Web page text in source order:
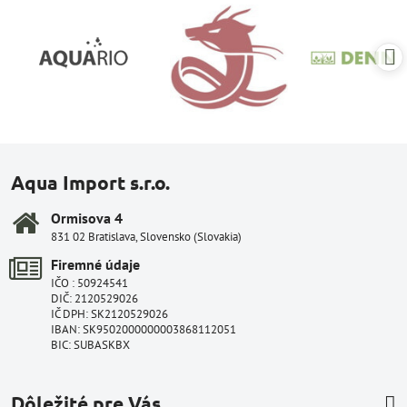
Aqua Import s.r.o.
Ormisova 4
831 02 Bratislava, Slovensko (Slovakia)
Firemné údaje
IČO : 50924541
DIČ: 2120529026
IČ DPH: SK2120529026
IBAN: SK9502000000003868112051
BIC: SUBASKBX